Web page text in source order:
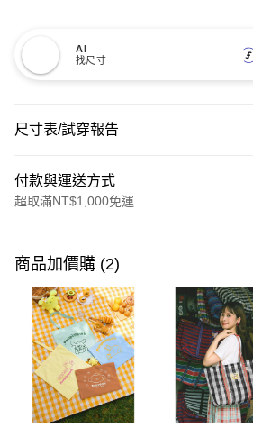
AI
找尺寸
尺寸表/試穿報告
付款與運送方式
超取滿NT$1,000免運
信用卡一次付款
購物金
超商取貨付款
LINE Pay
街口支付
商品加價購 (2)